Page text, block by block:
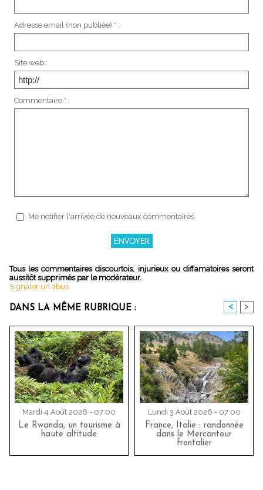
Adresse email (non publiée) * :
Site web :
Commentaire * :
Me notifier l'arrivée de nouveaux commentaires
Tous les commentaires discourtois, injurieux ou diffamatoires seront
aussitôt supprimés par le modérateur.
Signaler un abus
DANS LA MÊME RUBRIQUE : < >
Mardi 4 Août 2026 - 07:00
Le Rwanda, un tourisme à
haute altitude
Lundi 3 Août 2026 - 07:00
France, Italie : randonnée
dans le Mercantour
frontalier